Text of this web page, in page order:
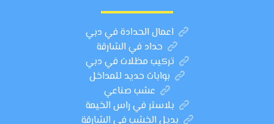
اعمال الحدادة في دبي
حداد في الشارقة
تركيب مظلات في دبي
بوابات حديد للمداخل
عشب صناعي
بلاستر في راس الخيمة
بديل الخشب في الشارقة